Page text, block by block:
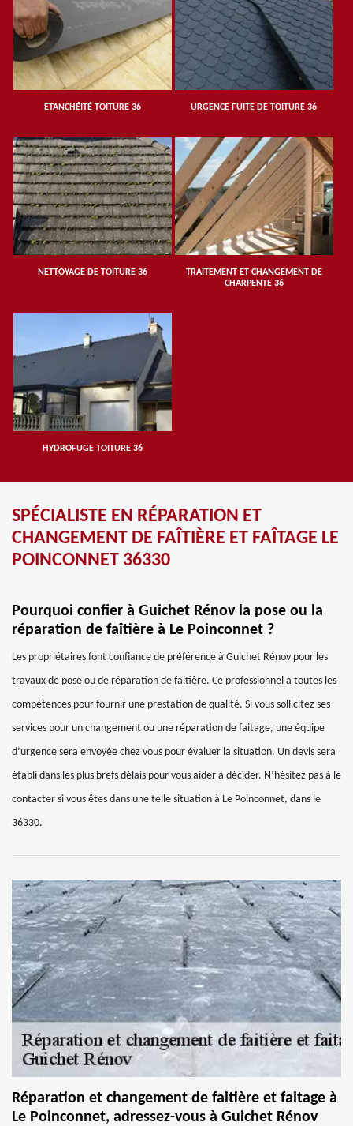
ETANCHÉITÉ TOITURE 36 URGENCE FUITE DE TOITURE 36
NETTOYAGE DE TOITURE 36
TRAITEMENT ET CHANGEMENT DE
CHARPENTE 36
HYDROFUGE TOITURE 36
SPÉCIALISTE EN RÉPARATION ET
CHANGEMENT DE FAÎTIÈRE ET FAÎTAGE LE
POINCONNET 36330
Pourquoi confier à Guichet Rénov la pose ou la
réparation de faîtière à Le Poinconnet ?
Les propriétaires font confiance de préférence à Guichet Rénov pour les
travaux de pose ou de réparation de faitière. Ce professionnel a toutes les
compétences pour fournir une prestation de qualité. Si vous sollicitez ses
services pour un changement ou une réparation de faitage, une équipe
d’urgence sera envoyée chez vous pour évaluer la situation. Un devis sera
établi dans les plus brefs délais pour vous aider à décider. N’hésitez pas à le
contacter si vous êtes dans une telle situation à Le Poinconnet, dans le
36330.
Réparation et changement de faitière et faitage à
Le Poinconnet, adressez-vous à Guichet Rénov